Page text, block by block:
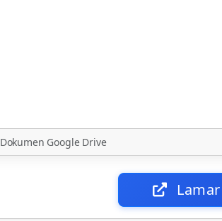
Dokumen Google Drive